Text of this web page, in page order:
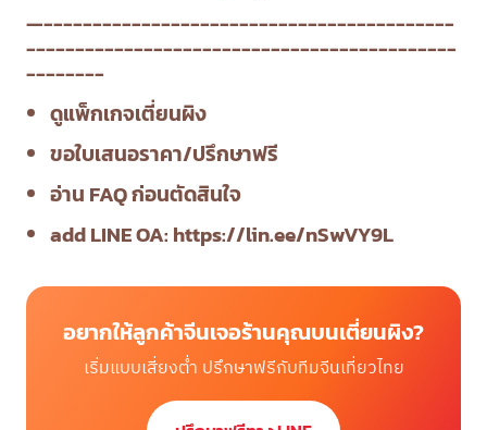
—------------------------------------------
--------------------------------------------
--------
ดูแพ็กเกจเตี่ยนผิง
ขอใบเสนอราคา/ปรึกษาฟรี
อ่าน FAQ ก่อนตัดสินใจ
add LINE OA: https://lin.ee/nSwVY9L
อยากให้ลูกค้าจีนเจอร้านคุณบนเตี่ยนผิง?
เริ่มแบบเสี่ยงต่ำ ปรึกษาฟรีกับทีมจีนเที่ยวไทย